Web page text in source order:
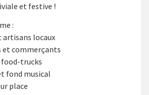
et festive !
:
artisans locaux
et commerçants
trucks
fond musical
place